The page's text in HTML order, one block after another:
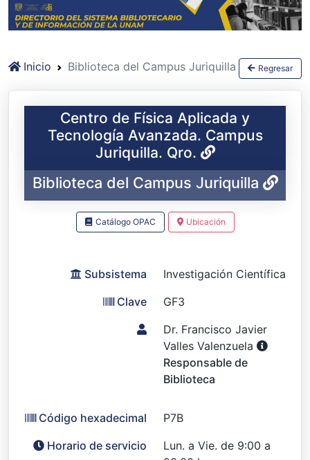
Regresar
Inicio Biblioteca del Campus Juriquilla
Centro de Física Aplicada y
Tecnología Avanzada. Campus
Juriquilla. Qro.
Biblioteca del Campus Juriquilla
Catálogo OPAC Ubicación
Subsistema
Investigación Científica
Clave
GF3
Dr. Francisco Javier
Valles Valenzuela
Responsable de
Biblioteca
Código hexadecimal
P7B
Horario de servicio
Lun. a Vie. de 9:00 a